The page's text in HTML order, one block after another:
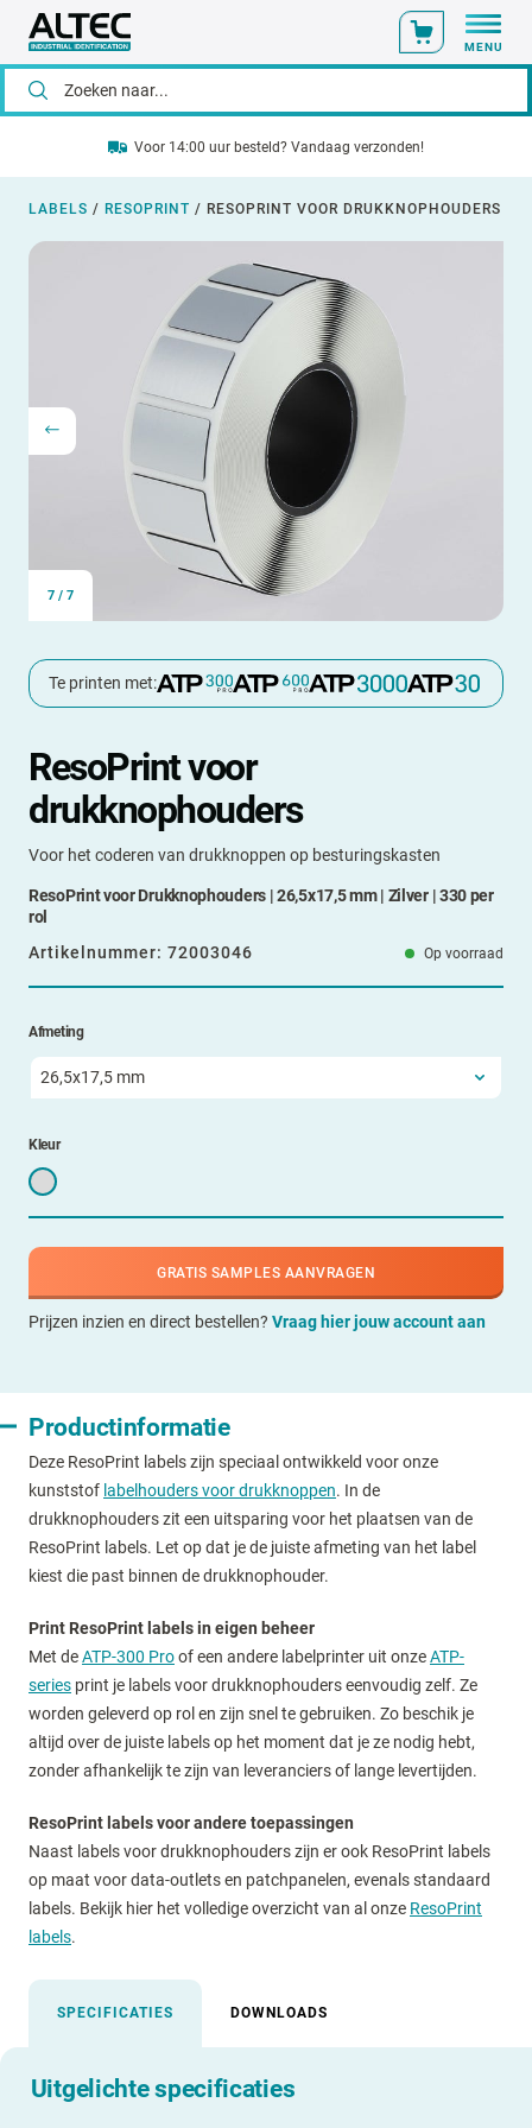
MENU
Voor 14:00 uur besteld? Vandaag verzonden!
LABELS / RESOPRINT / RESOPRINT VOOR DRUKKNOPHOUDERS
7 / 7
Te printen met:
ResoPrint voor
drukknophouders
Voor het coderen van drukknoppen op besturingskasten
ResoPrint voor Drukknophouders | 26,5x17,5 mm | Zilver | 330 per
rol
Artikelnummer: 72003046 Op voorraad
Afmeting
Kleur
GRATIS SAMPLES AANVRAGEN
Prijzen inzien en direct bestellen? Vraag hier jouw account aan
Productinformatie
Deze ResoPrint labels zijn speciaal ontwikkeld voor onze
kunststof labelhouders voor drukknoppen. In de
drukknophouders zit een uitsparing voor het plaatsen van de
ResoPrint labels. Let op dat je de juiste afmeting van het label
kiest die past binnen de drukknophouder.
Print ResoPrint labels in eigen beheer
Met deATP-300 Proof een andere labelprinter uit onzeATP-
series print je labels voor drukknophouders eenvoudig zelf. Ze
worden geleverd op rol en zijn snel te gebruiken. Zo beschik je
altijd over de juiste labels op het moment dat je ze nodig hebt,
zonder afhankelijk te zijn van leveranciers of lange levertijden.
ResoPrint labels voor andere toepassingen
Naast labels voor drukknophouders zijn er ook ResoPrint labels
op maat voor data-outlets en patchpanelen, evenals standaard
labels. Bekijk hier het volledige overzicht van al onze ResoPrint
labels.
SPECIFICATIES DOWNLOADS
Uitgelichte specificaties